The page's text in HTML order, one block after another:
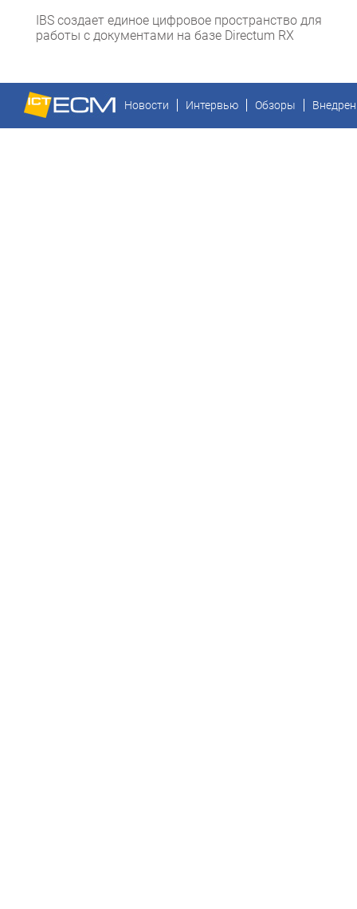
IBS создает единое цифровое пространство для
работы с документами на базе Directum RX
Новости Интервью Обзоры